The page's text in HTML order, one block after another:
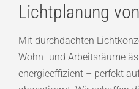
Lichtplanung
Mit durchdachten
Wohn- und Arbeitsräume
energieeffizient – perfekt